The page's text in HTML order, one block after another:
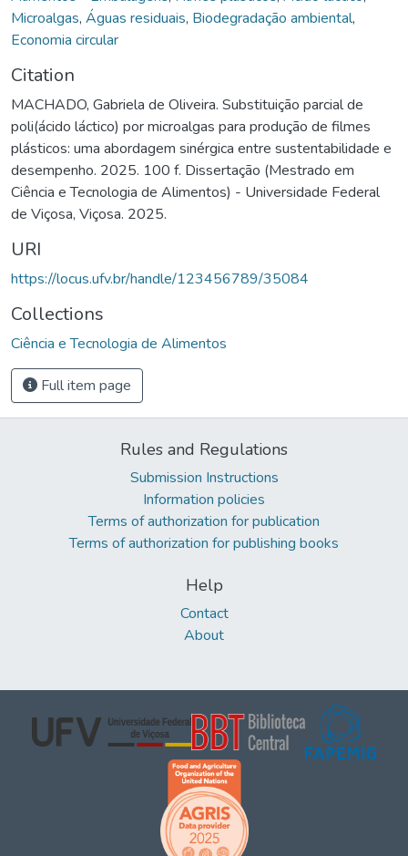
Microalgas, Águas residuais, Biodegradação ambiental,
Economia circular
Citation
MACHADO, Gabriela de Oliveira. Substituição parcial de
poli(ácido láctico) por microalgas para produção de filmes
plásticos: uma abordagem sinérgica entre sustentabilidade e
desempenho. 2025. 100 f. Dissertação (Mestrado em
Ciência e Tecnologia de Alimentos) - Universidade Federal
de Viçosa, Viçosa. 2025.
URI
https://locus.ufv.br/handle/123456789/35084
Collections
Ciência e Tecnologia de Alimentos
Full item page
Rules and Regulations
Submission Instructions
Information policies
Terms of authorization for publication
Terms of authorization for publishing books
Help
Contact
About